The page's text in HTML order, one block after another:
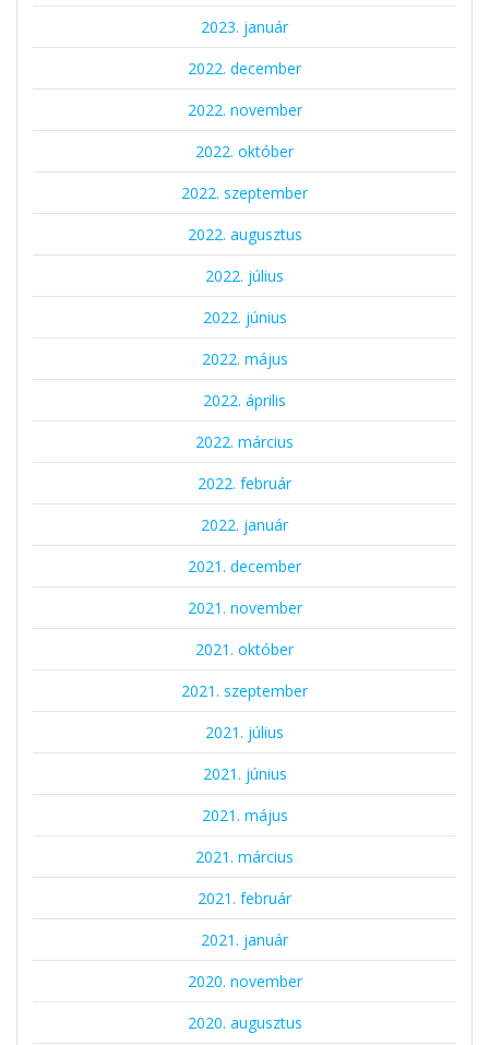
2023. január
2022. december
2022. november
2022. október
2022. szeptember
2022. augusztus
2022. július
2022. június
2022. május
2022. április
2022. március
2022. február
2022. január
2021. december
2021. november
2021. október
2021. szeptember
2021. július
2021. június
2021. május
2021. március
2021. február
2021. január
2020. november
2020. augusztus